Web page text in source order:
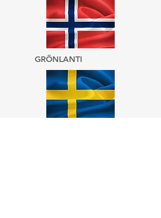
GRÖNLANTI